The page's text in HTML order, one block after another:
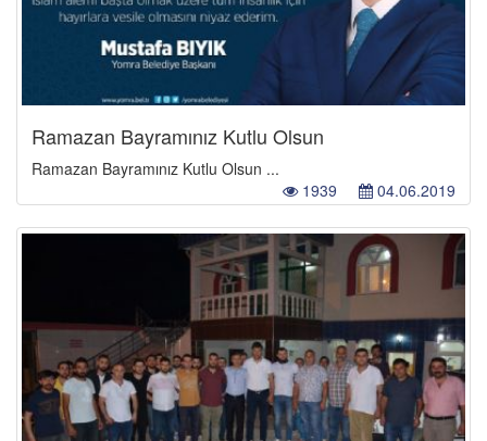
Ramazan Bayramınız Kutlu Olsun
Ramazan Bayramınız Kutlu Olsun ...
04.06.2019
1939